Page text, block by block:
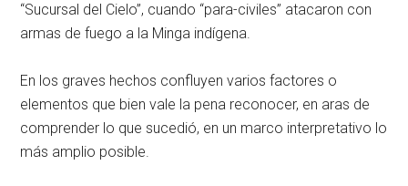
“Sucursal del Cielo”, cuando “para-civiles” atacaron con
armas de fuego a la Minga indígena.
En los graves hechos confluyen varios factores o
elementos que bien vale la pena reconocer, en aras de
comprender lo que sucedió, en un marco interpretativo lo
más amplio posible.